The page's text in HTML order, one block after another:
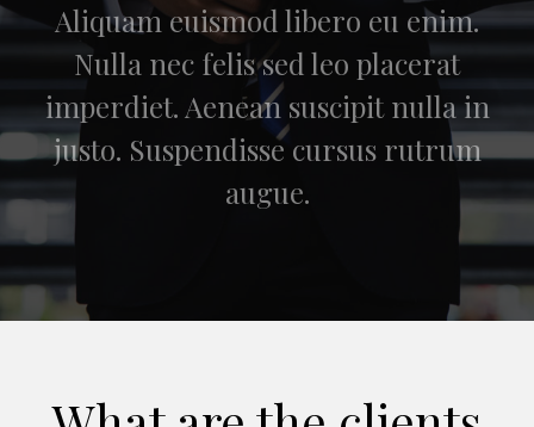
Aliquam euismod libero eu enim.
Nulla nec felis sed leo placerat
imperdiet. Aenean suscipit nulla in
justo. Suspendisse cursus rutrum
augue.